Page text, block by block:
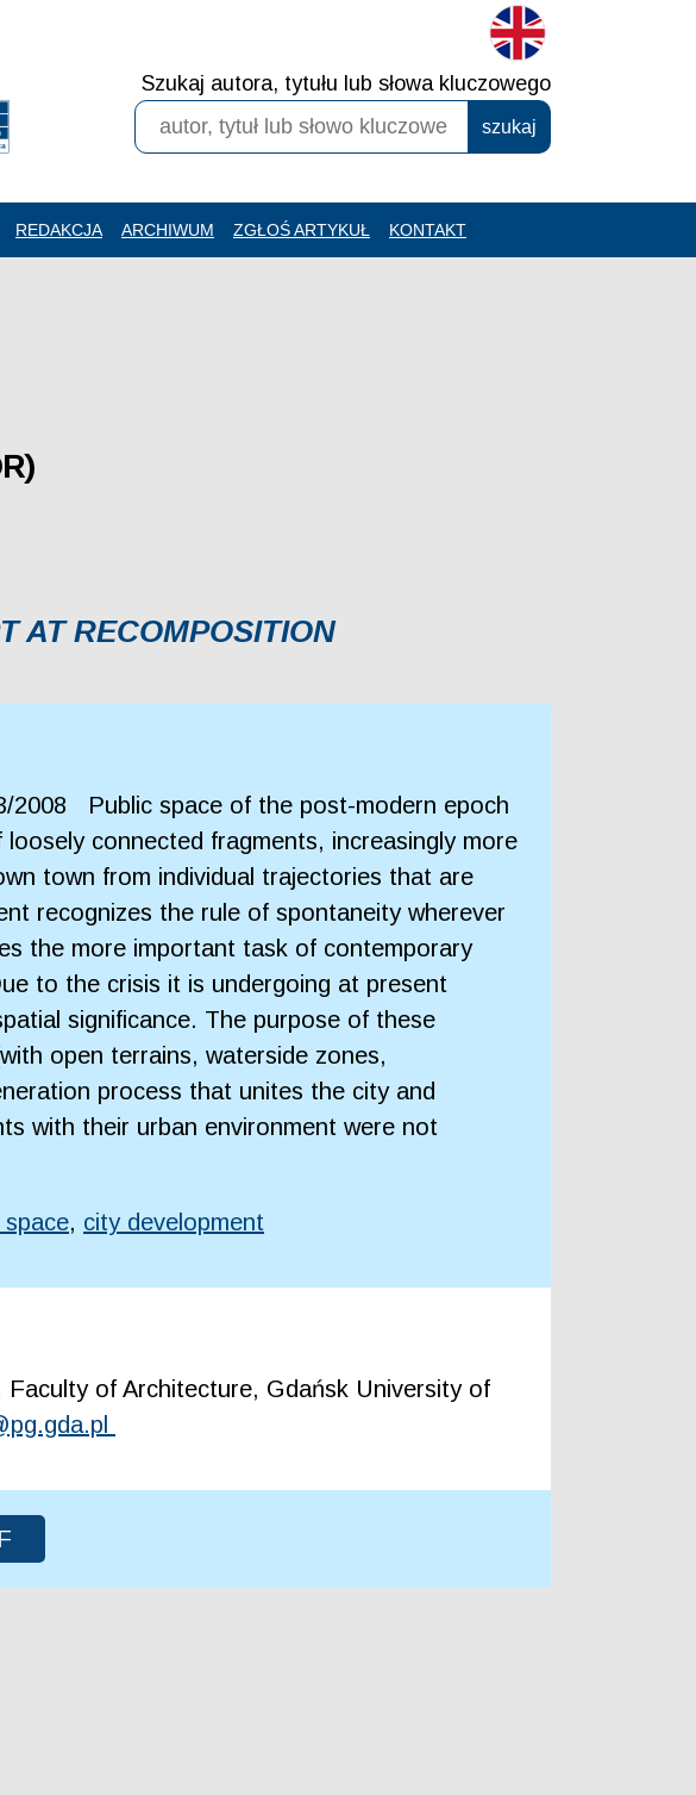
Szukaj autora, tytułu lub słowa kluczowego
REDAKCJA ARCHIWUM ZGŁOŚ ARTYKUŁ KONTAKT
AT RECOMPOSITION
2008 Public space of the post-modern epoch
connected fragments, increasingly more
town from individual trajectories that are
recognizes the rule of spontaneity wherever
the more important task of contemporary
to the crisis it is undergoing at present
significance. The purpose of these
open terrains, waterside zones,
process that unites the city and
with their urban environment were not
, city development
of Architecture, Gdańsk University of